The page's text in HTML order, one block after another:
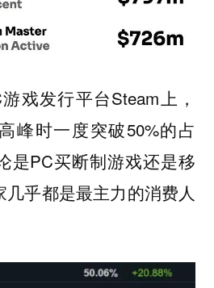
戏发行平台Steam上，
峰时一度突破50%的占
是PC买断制游戏还是移
乎都是最主力的消费人